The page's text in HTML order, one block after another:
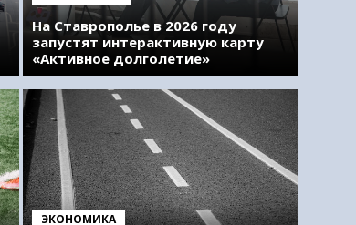
На Ставрополье в 2026 году
запустят интерактивную карту
«Активное долголетие»
ЭКОНОМИКА